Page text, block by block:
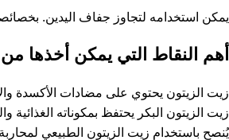
يمكن استخدامه لتجاوز جفاف اليدين. بخصائصه
أهم النقاط التي يمكن أخذها من
زيت الزيتون يحتوي على مضادات الأكسدة
زيت الزيتون البكر يحتفظ بمكوناته الغذائية
يُنصح باستخدام زيت الزيتون الطبيعي